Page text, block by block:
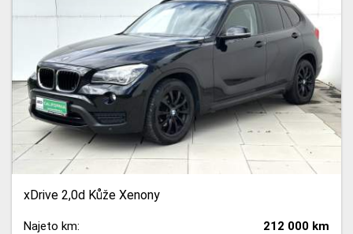
xDrive 2,0d Kůže Xenony
Najeto km: 212 000 km